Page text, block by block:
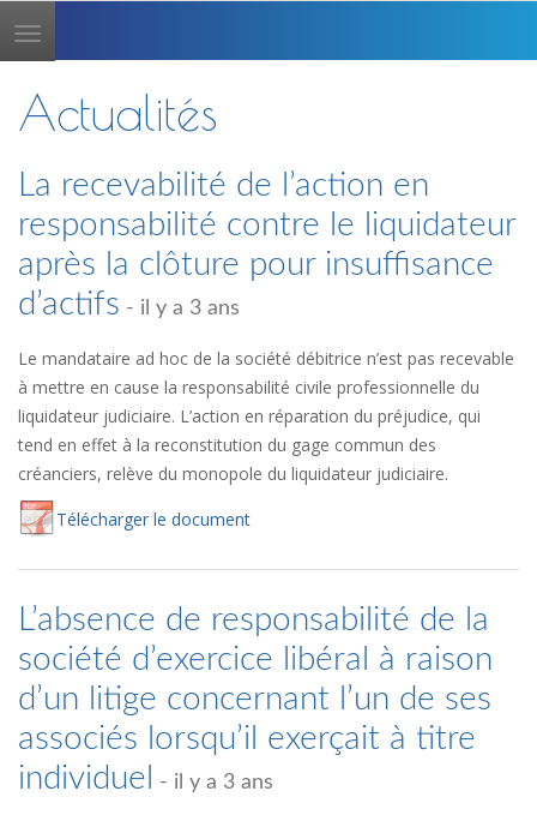
Toggle
navigation
Actualités
La recevabilité de l’action en
responsabilité contre le liquidateur
après la clôture pour insuffisance
d’actifs - il y a 3 ans
Le mandataire ad hoc de la société débitrice n’est pas recevable
à mettre en cause la responsabilité civile professionnelle du
liquidateur judiciaire. L’action en réparation du préjudice, qui
tend en effet à la reconstitution du gage commun des
créanciers, relève du monopole du liquidateur judiciaire.
Télécharger le document
L’absence de responsabilité de la
société d’exercice libéral à raison
d’un litige concernant l’un de ses
associés lorsqu’il exerçait à titre
individuel
- il y a 3 ans